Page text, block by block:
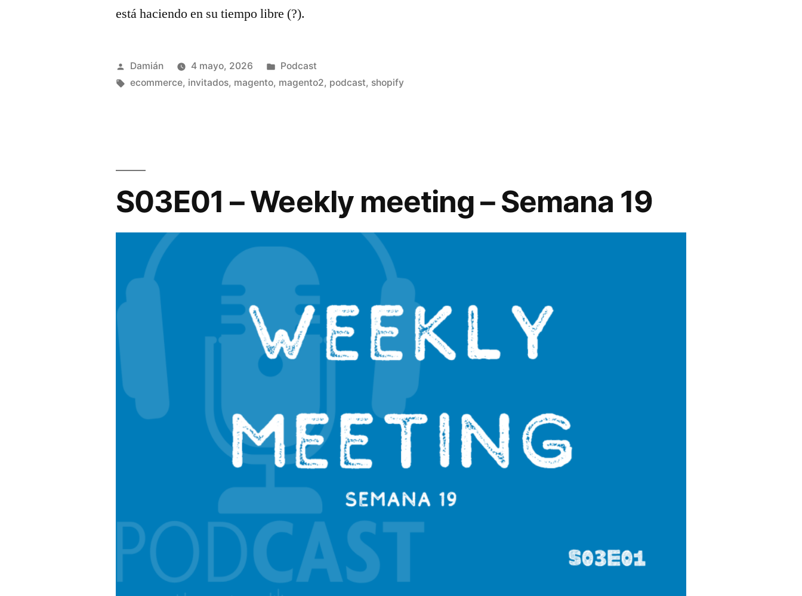
está haciendo en su tiempo libre (?).
Publicado
por
Damián 4 mayo, 2026
Publicado
en
Podcast
Etiquetas:
ecommerce, invitados, magento, magento2, podcast, shopify
S03E01 – Weekly meeting – Semana 19